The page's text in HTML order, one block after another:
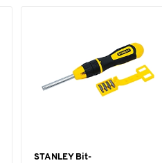
STANLEY Bit-